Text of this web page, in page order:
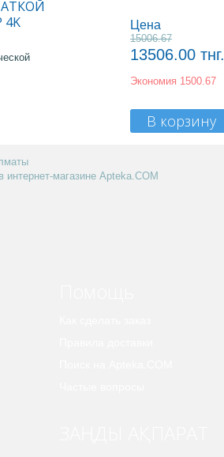
4K
Цена
15006.67
13506.00 тнг.
Экономия 1500.67
В корзину
магазине Apteka.COM